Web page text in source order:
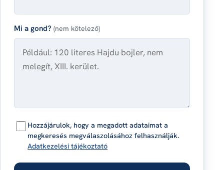
Mi a gond?(nem kötelező)
Hozzájárulok, hogy a megadott adataimat a
megkeresés megválaszolásához felhasználják.
Adatkezelési tájékoztató